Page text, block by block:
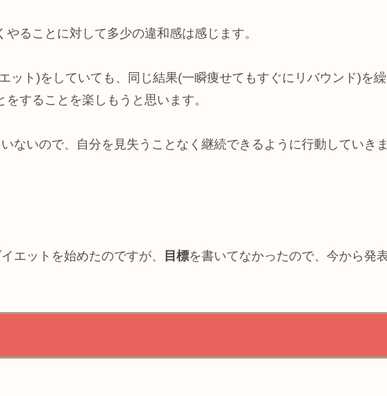
ることに対して多少の違和感は感じます。
ット)をしていても、同じ結果(一瞬痩せてもすぐにリバウンド)を繰
することを楽しもうと思います。
ないので、自分を見失うことなく継続できるように行動していきま
エットを始めたのですが、 目標を書いてなかったので、今から発